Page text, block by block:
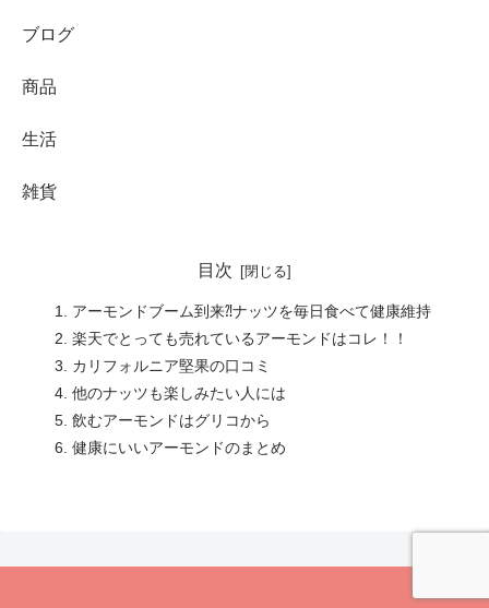
ブログ
商品
生活
雑貨
目次
アーモンドブーム到来⁈ナッツを毎日食べて健康維持
楽天でとっても売れているアーモンドはコレ！！
カリフォルニア堅果の口コミ
他のナッツも楽しみたい人には
飲むアーモンドはグリコから
健康にいいアーモンドのまとめ